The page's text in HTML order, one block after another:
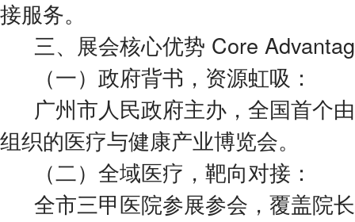
接服务。
三、展会核心优势 Core
（一）政府背书，资源虹吸：
广州市人民政府主办，全国首个
组织的医疗与健康产业博览会。
（二）全域医疗，靶向对接：
全市三甲医院参展参会，覆盖院